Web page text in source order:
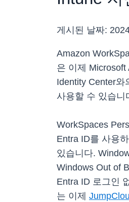
게시된 날짜:
Amazon
은 이제
Identity Center와
사용할 수 있습니
WorkSpaces
Entra ID를 사용
있습니다.
Windows Out of
Entra ID 로그인
는 이제